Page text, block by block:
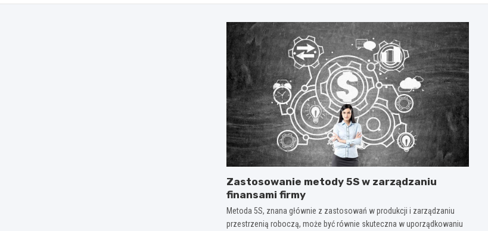
Zastosowanie metody 5S w zarządzaniu
finansami firmy
Metoda 5S, znana głównie z zastosowań w produkcji i zarządzaniu
przestrzenią roboczą, może być równie skuteczna w uporządkowaniu